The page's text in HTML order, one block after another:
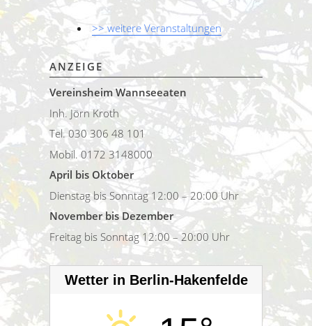
>> weitere Veranstaltungen
ANZEIGE
Vereinsheim Wannseeaten
Inh. Jörn Kroth
Tel. 030 306 48 101
Mobil. 0172 3148000
April bis Oktober
Dienstag bis Sonntag 12:00 – 20:00 Uhr
November bis Dezember
Freitag bis Sonntag 12:00 – 20:00 Uhr
Wetter in Berlin-Hakenfelde